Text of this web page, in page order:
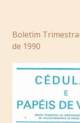
Boletim Trimestral
de 1990